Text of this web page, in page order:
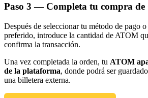
Paso 3 — Completa tu compra de
Después de seleccionar tu método de pago
preferido, introduce la cantidad de ATOM
confirma la transacción.
Una vez completada la orden, tu ATOM
de la plataforma, donde podrá ser
una billetera externa.